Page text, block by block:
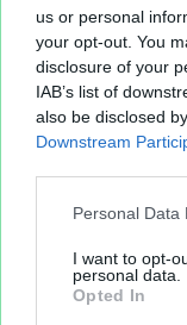
us or personal
your opt-out. You
disclosure of your
IAB’s list of
also be disclosed
Downstream
Personal Data
I want to opt-
personal data.
Opted In
28
29
30
Fichier XLS est